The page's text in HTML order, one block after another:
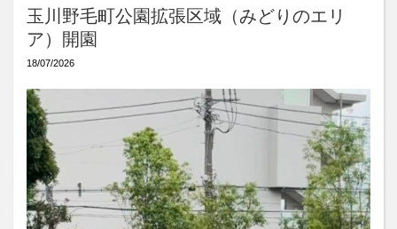
玉川野毛町公園拡張区域（みどりのエリ
ア）開園
18/07/2026